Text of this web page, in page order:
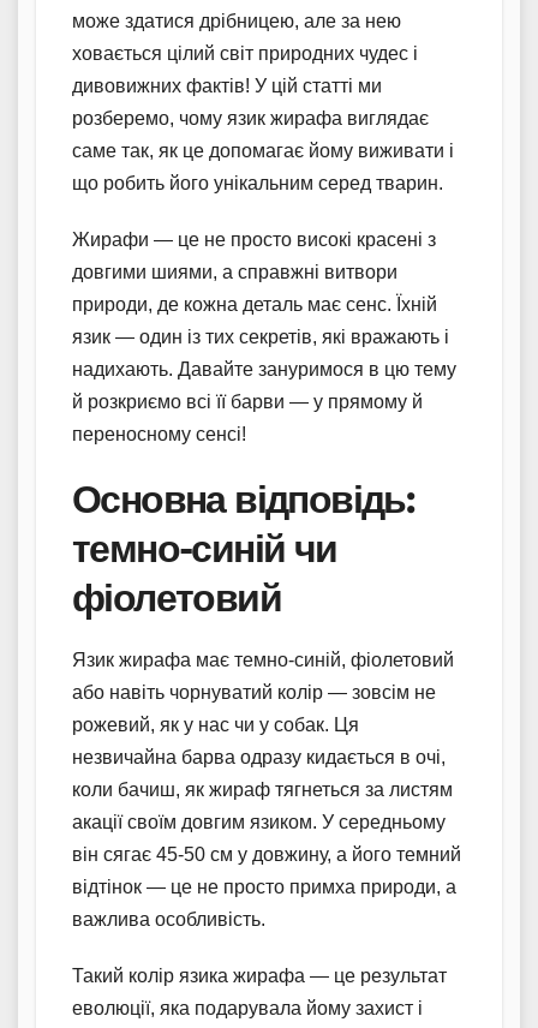
може здатися дрібницею, але за нею
ховається цілий світ природних чудес і
дивовижних фактів! У цій статті ми
розберемо, чому язик жирафа виглядає
саме так, як це допомагає йому виживати і
що робить його унікальним серед тварин.
Жирафи — це не просто високі красені з
довгими шиями, а справжні витвори
природи, де кожна деталь має сенс. Їхній
язик — один із тих секретів, які вражають і
надихають. Давайте зануримося в цю тему
й розкриємо всі її барви — у прямому й
переносному сенсі!
Основна відповідь:
темно-синій чи
фіолетовий
Язик жирафа має темно-синій, фіолетовий
або навіть чорнуватий колір — зовсім не
рожевий, як у нас чи у собак. Ця
незвичайна барва одразу кидається в очі,
коли бачиш, як жираф тягнеться за листям
акації своїм довгим язиком. У середньому
він сягає 45-50 см у довжину, а його темний
відтінок — це не просто примха природи, а
важлива особливість.
Такий колір язика жирафа — це результат
еволюції, яка подарувала йому захист і